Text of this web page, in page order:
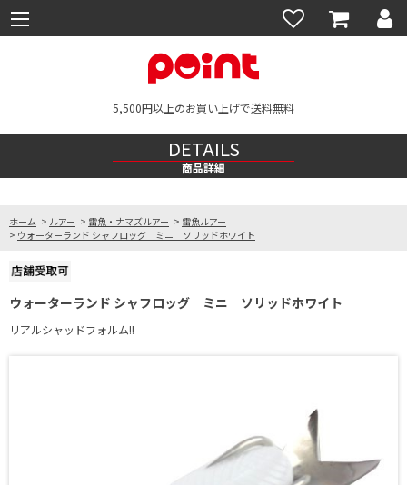
5,500円以上のお買い上げで送料無料
DETAILS
商品詳細
ホーム > ルアー > 雷魚・ナマズルアー > 雷魚ルアー
> ウォーターランド シャフロッグ ミニ ソリッドホワイト
ウォーターランド シャフロッグ ミニ ソリッドホワイト
リアルシャッドフォルム!!